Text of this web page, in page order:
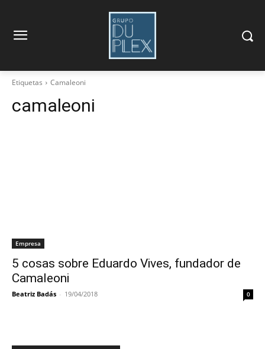
Etiquetas Camaleoni
camaleoni
Empresa
5 cosas sobre Eduardo Vives, fundador de
Camaleoni
Beatriz Badás - 19/04/2018 0